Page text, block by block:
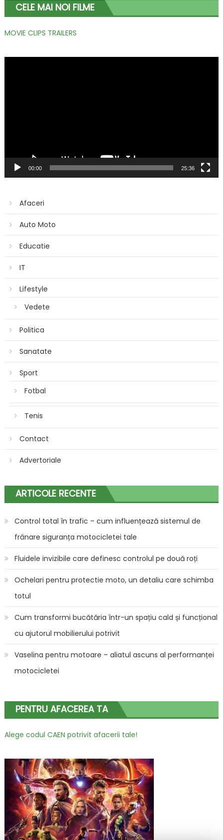
CELE MAI NOI FILME
MOVIE CLIPS TRAILERS
00:00 25:36
Afaceri
Auto Moto
Educatie
IT
Lifestyle
Vedete
Politica
Sanatate
Sport
Fotbal
Tenis
Contact
Advertoriale
ARTICOLE RECENTE
Control total în trafic – cum influențează sistemul de
frânare siguranța motocicletei tale
Fluidele invizibile care definesc controlul pe două roți
Ochelari pentru protectie moto, un detaliu care schimba
totul
Cum transformi bucătăria într-un spațiu cald și funcțional
cu ajutorul mobilierului potrivit
Vaselina pentru motoare – aliatul ascuns al performanței
motocicletei
PENTRU AFACEREA TA
Alege codul CAEN potrivit afacerii tale!